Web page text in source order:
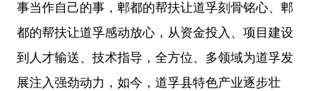
事当作自己的事，郫都的帮扶让道孚刻骨铭心、郫
都的帮扶让道孚感动放心，从资金投入、项目建设
到人才输送、技术指导，全方位、多领域为道孚发
展注入强劲动力，如今，道孚县特色产业逐步壮